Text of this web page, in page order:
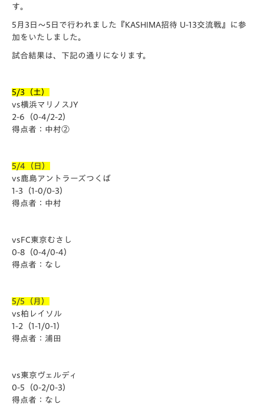
す。
5月3日〜5日で行われました『KASHIMA招待 U-13交流戦』に参
加をいたしました。
試合結果は、下記の通りになります。
5/3（土）
vs横浜マリノスJY
2-6（0-4/2-2）
得点者：中村②
5/4（日）
vs鹿島アントラーズつくば
1-3（1-0/0-3）
得点者：中村
vsFC東京むさし
0-8（0-4/0-4）
得点者：なし
5/5（月）
vs柏レイソル
1-2（1-1/0-1）
得点者：浦田
vs東京ヴェルディ
0-5（0-2/0-3）
得点者：なし